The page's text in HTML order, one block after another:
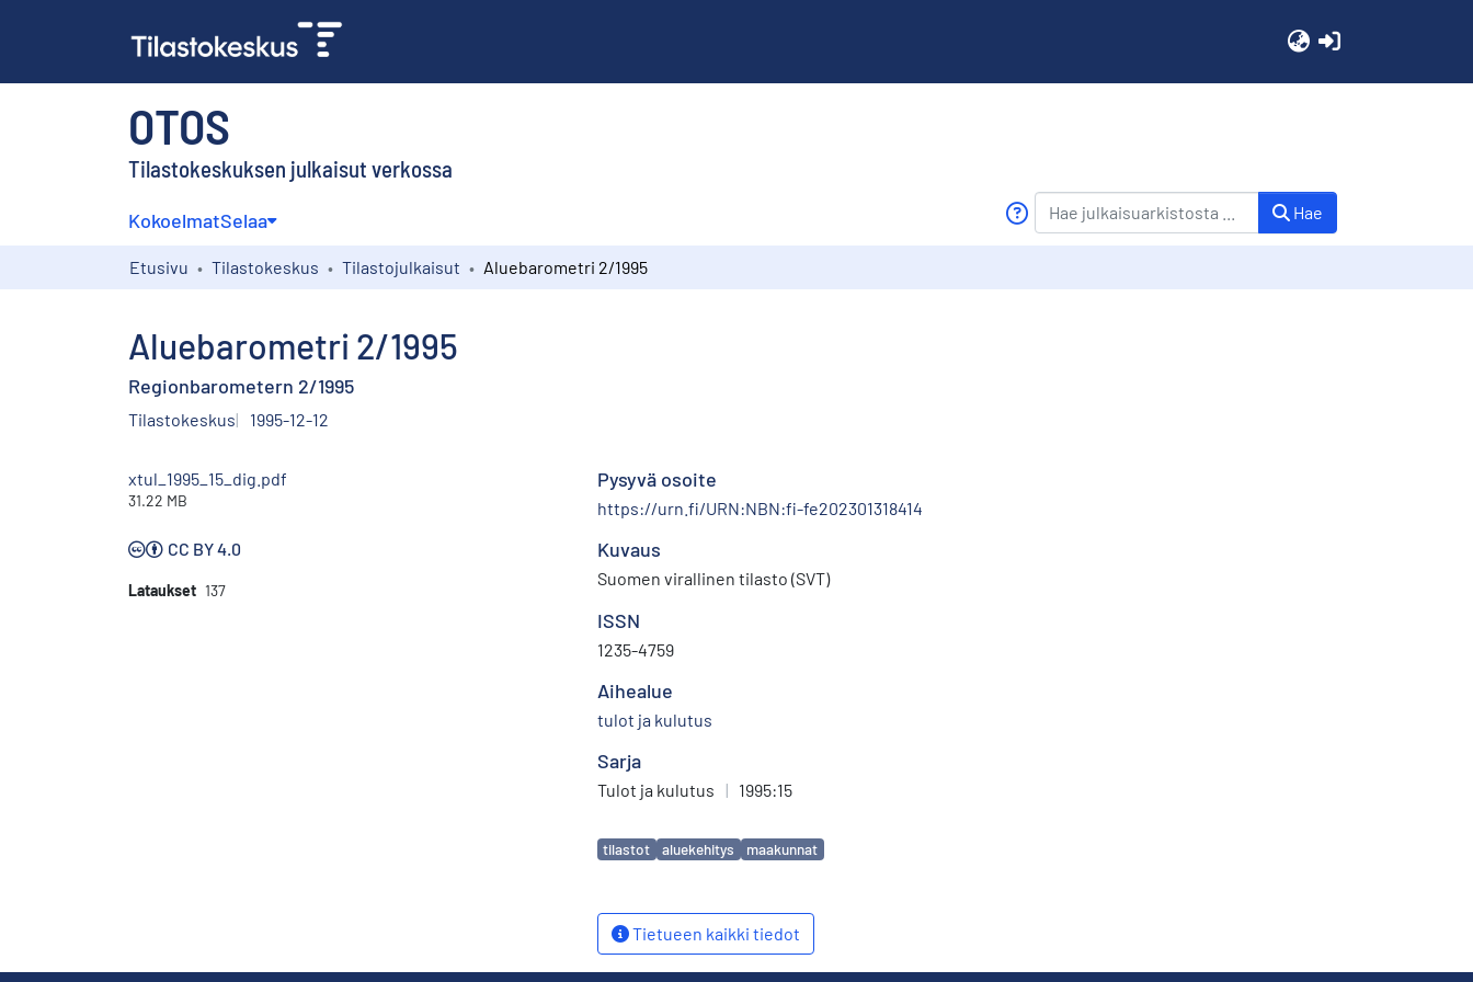
OTOS
Tilastokeskuksen julkaisut verkossa
KokoelmatSelaa Hae
Etusivu Tilastokeskus Tilastojulkaisut Aluebarometri 2/1995
Aluebarometri 2/1995
Regionbarometern 2/1995
Tilastokeskus 1995-12-12
xtul_1995_15_dig.pdf
31.22 MB
CC BY 4.0
Lataukset 137
Pysyvä osoite
https://urn.fi/URN:NBN:fi-fe202301318414
Kuvaus
Suomen virallinen tilasto (SVT)
ISSN
1235-4759
Aihealue
tulot ja kulutus
Sarja
Tulot ja kulutus | 1995:15
Avainsanat
tilastot aluekehitys maakunnat
Tietueen kaikki tiedot